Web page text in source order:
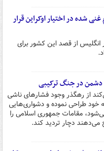
غنی شده در اختیار اوکراین قرار
از قصد این کشور برای
دشمن در جنگ ترکیبی
از رهگذر وجود فشارهای ناشی
خود طراحی نموده و دشواری‌هایی
مقامات جمهوری اسلامی را
می‌دهند دچار تردید کند.